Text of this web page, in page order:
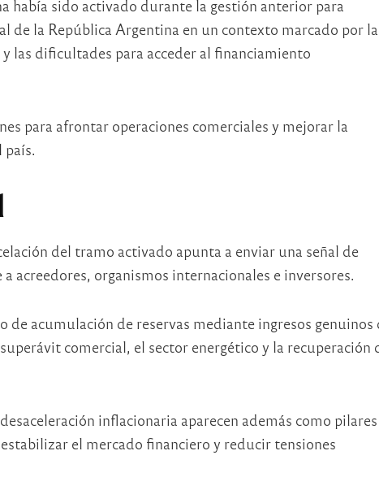
había sido activado durante la gestión anterior para
de la República Argentina en un contexto marcado por la
las dificultades para acceder al financiamiento
para afrontar operaciones comerciales y mejorar la
país.
del tramo activado apunta a enviar una señal de
acreedores, organismos internacionales e inversores.
de acumulación de reservas mediante ingresos genuinos
comercial, el sector energético y la recuperación
inflacionaria aparecen además como pilares
el mercado financiero y reducir tensiones